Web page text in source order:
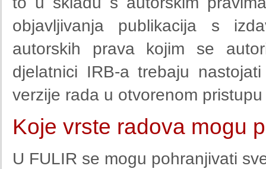
objavljivanja publikacija s
autorskih prava kojim se
djelatnici IRB-a trebaju
verzije rada u otvorenom
Koje vrste radova mogu
U FULIR se mogu pohranjivati